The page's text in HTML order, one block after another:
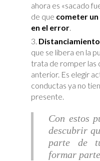
ahora es «sacado
de que cometer
en el error.
que se libera en la
trata de romper las
anterior. Es elegir
conductas ya no
presente.
Con estos
descubrir
parte de
formar